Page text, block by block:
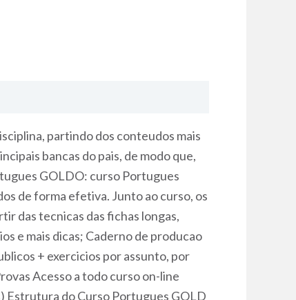
partindo dos conteudos mais
bancas do pais, de modo que,
GOLDO: curso Portugues
de forma efetiva. Junto ao curso, os
das tecnicas das fichas longas,
e mais dicas; Caderno de producao
+ exercicios por assunto, por
Acesso a todo curso on-line
Estrutura do Curso Portugues GOLD